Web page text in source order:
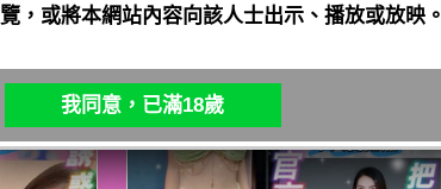
覽，或將本網站內容向該人士出示、播放或放映。
我同意，已滿18歲